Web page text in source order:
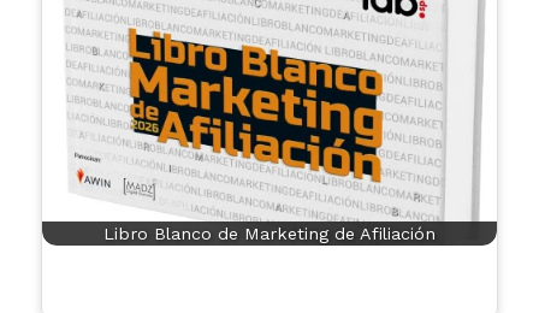
Libro Blanco de Marketing de Afiliación